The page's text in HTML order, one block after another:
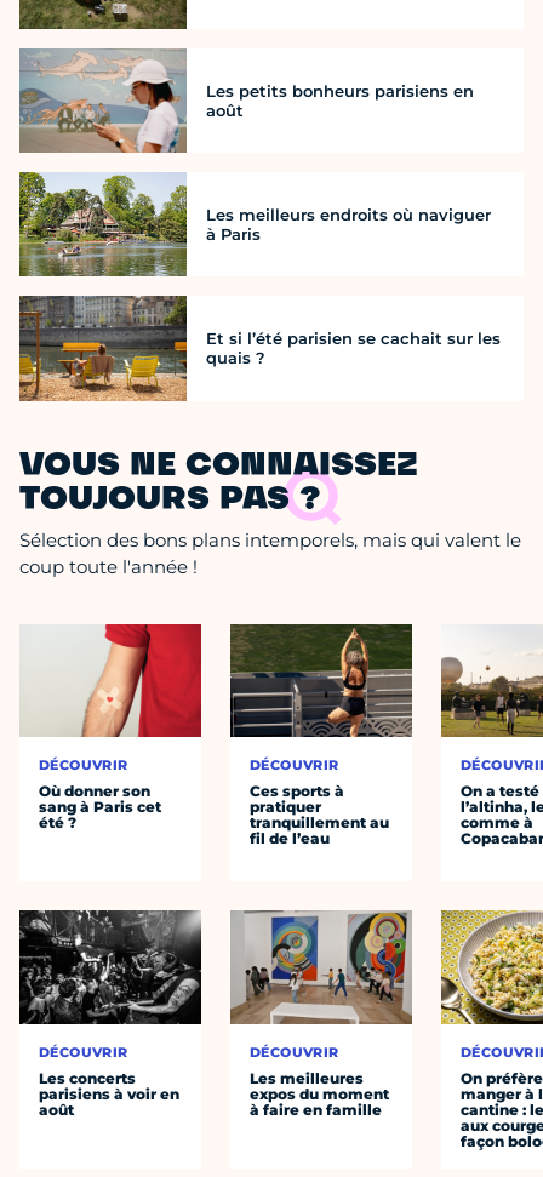
Les petits bonheurs parisiens en
août
Les meilleurs endroits où naviguer
à Paris
Et si l’été parisien se cachait sur les
quais ?
VOUS NE CONNAISSEZ
TOUJOURS PAS ?
Sélection des bons plans intemporels, mais qui valent le
coup toute l'année !
DÉCOUVRIR
Où donner son
sang à Paris cet
été ?
DÉCOUVRIR
Les concerts
parisiens à voir en
août
DÉCOUVRIR
Ces sports à
pratiquer
tranquillement au
fil de l’eau
DÉCOUVRIR
Les meilleures
expos du moment
à faire en famille
On a testé
l’altinha,
comme à
On préfère
manger à
cantine :
aux
façon